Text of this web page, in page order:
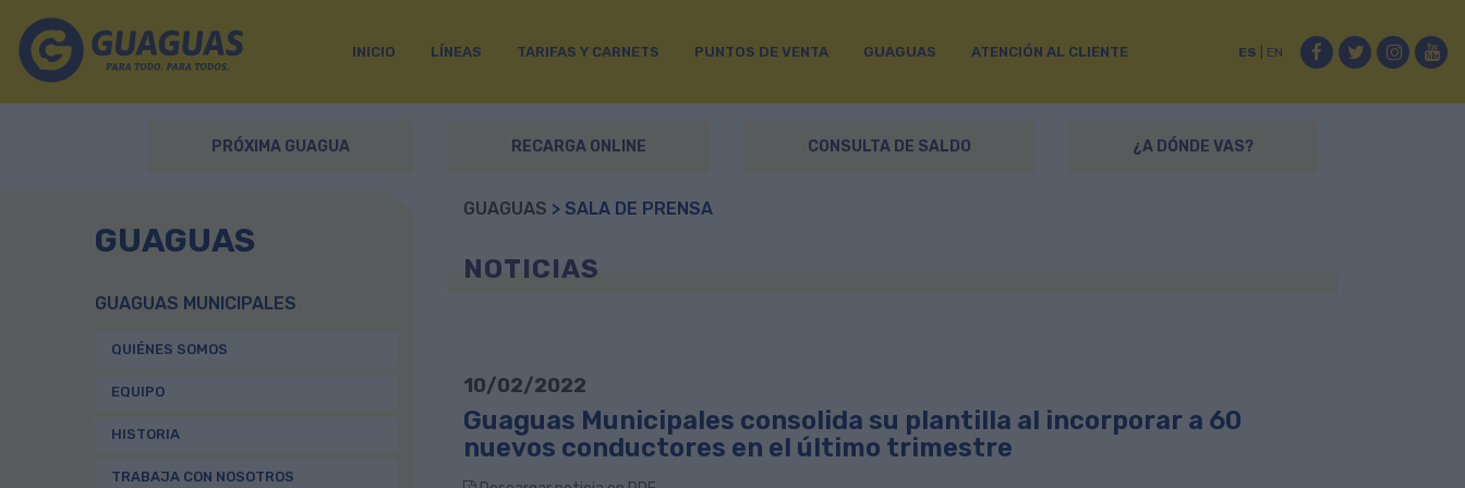
INICIO LÍNEAS TARIFAS Y CARNETS PUNTOS DE VENTA GUAGUAS ATENCIÓN AL CLIENTE Facebook
Twitter
ES EN
PRÓXIMA GUAGUA RECARGA ONLINE CONSULTA DE SALDO ¿A DÓNDE VAS?
GUAGUAS
GUAGUAS MUNICIPALES
QUIÉNES SOMOS
EQUIPO
HISTORIA
TRABAJA CON NOSOTROS
GUAGUAS > SALA DE PRENSA
NOTICIAS
10/02/2022
Guaguas Municipales consolida su plantilla al incorporar a 60
nuevos conductores en el último trimestre